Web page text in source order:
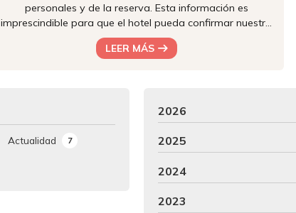
Actualidad 7
personales y de la reserva. Esta información es
imprescindible para que el hotel pueda confirmar nuestra
estancia, preparar nuestra habitación y facilitarnos una
experiencia agradable. Ahora bien, muchas personas
todo lo que necesit...
LEER MÁS
2026
2025
2024
2023